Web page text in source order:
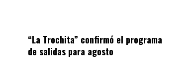
“La Trochita” confirmó el programa
de salidas para agosto